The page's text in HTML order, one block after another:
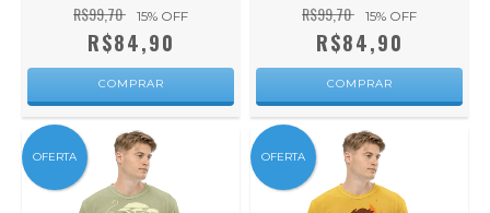
R$99,70 15% OFF
R$84,90
COMPRAR
R$99,70 15% OFF
R$84,90
COMPRAR
OFERTA OFERTA